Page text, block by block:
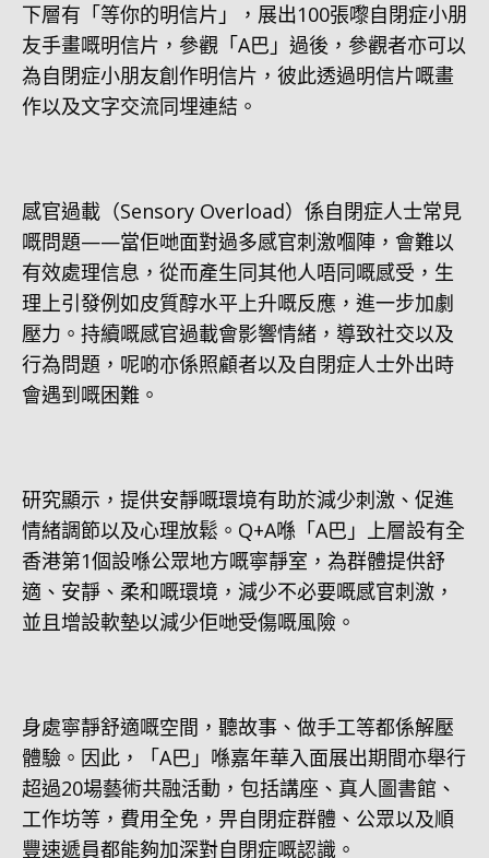
下層有「等你的明信片」，展出100張嚟自閉症小朋
友手畫嘅明信片，參觀「A巴」過後，參觀者亦可以
為自閉症小朋友創作明信片，彼此透過明信片嘅畫
作以及文字交流同埋連結。
感官過載（Sensory Overload）係自閉症人士常見
嘅問題——當佢哋面對過多感官刺激嗰陣，會難以
有效處理信息，從而產生同其他人唔同嘅感受，生
理上引發例如皮質醇水平上升嘅反應，進一步加劇
壓力。持續嘅感官過載會影響情緒，導致社交以及
行為問題，呢啲亦係照顧者以及自閉症人士外出時
會遇到嘅困難。
研究顯示，提供安靜嘅環境有助於減少刺激、促進
情緒調節以及心理放鬆。Q+A喺「A巴」上層設有全
香港第1個設喺公眾地方嘅寧靜室，為群體提供舒
適、安靜、柔和嘅環境，減少不必要嘅感官刺激，
並且增設軟墊以減少佢哋受傷嘅風險。
身處寧靜舒適嘅空間，聽故事、做手工等都係解壓
體驗。因此，「A巴」喺嘉年華入面展出期間亦舉行
超過20場藝術共融活動，包括講座、真人圖書館、
工作坊等，費用全免，畀自閉症群體、公眾以及順
豐速遞員都能夠加深對自閉症嘅認識。